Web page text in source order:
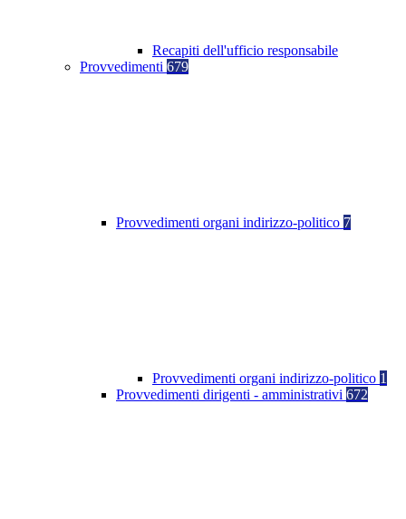
Recapiti dell'ufficio responsabile
Provvedimenti 679
Provvedimenti organi indirizzo-politico 7
Provvedimenti organi indirizzo-politico 1
Provvedimenti dirigenti - amministrativi 672